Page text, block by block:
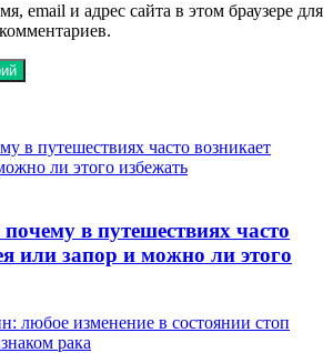
email и адрес сайта в этом браузере для
в путешествиях часто возникает
ли этого избежать
в путешествиях часто
или запор и можно ли этого
любое изменение в состоянии стоп
рака